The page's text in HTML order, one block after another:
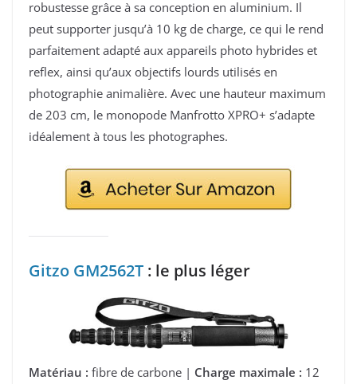
robustesse grâce à sa conception en aluminium. Il
peut supporter jusqu’à 10 kg de charge, ce qui le rend
parfaitement adapté aux appareils photo hybrides et
reflex, ainsi qu’aux objectifs lourds utilisés en
photographie animalière. Avec une hauteur maximum
de 203 cm, le monopode Manfrotto XPRO+ s’adapte
idéalement à tous les photographes.
Gitzo GM2562T : le plus léger
Matériau : fibre de carbone | Charge maximale : 12